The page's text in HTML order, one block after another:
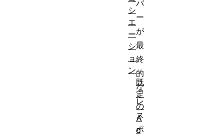
バ
ー
が
最
終
的
な
レ
ス
ポ
シ
エ
ー
シ
ョ
ン
既
定
の
A
c